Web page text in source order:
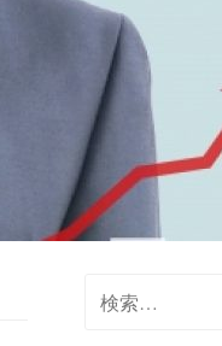
検索: